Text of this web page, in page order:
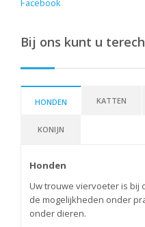
Facebook
Bij ons kunt u
HONDEN KATTEN
KONIJN
Honden
Uw trouwe viervoeter is bij
de mogelijkheden onder
onder dieren.